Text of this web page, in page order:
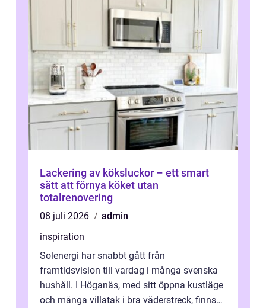
Lackering av köksluckor – ett smart
sätt att förnya köket utan
totalrenovering
08 juli 2026
admin
inspiration
Solenergi har snabbt gått från
framtidsvision till vardag i många svenska
hushåll. I Höganäs, med sitt öppna kustläge
och många villatak i bra väderstreck, finns